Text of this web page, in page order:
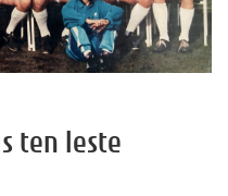
ten leste